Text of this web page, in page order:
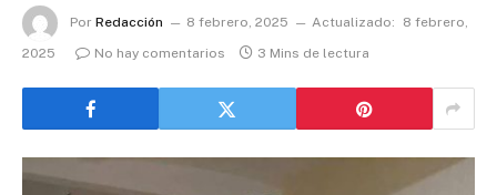
Por Redacción 8 febrero, 2025 Actualizado:
8 febrero,
2025
No hay comentarios 3 Mins de lectura